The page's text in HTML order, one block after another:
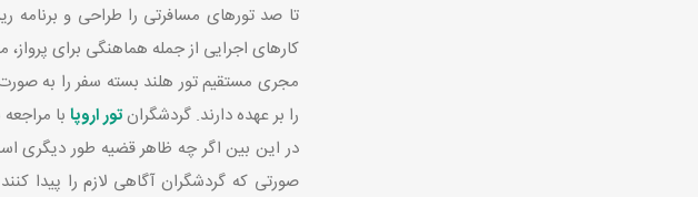
تا صد تورهای مسافرتی را طراحی و
کارهای اجرایی از جمله هماهنگی برای
مجری مستقیم تور هلند بسته سفر را به
را بر عهده دارند. گردشگرانتور اروپا با
در این بین اگر چه ظاهر قضیه طور دیگری
صورتی که گردشگران آگاهی لازم را پیدا